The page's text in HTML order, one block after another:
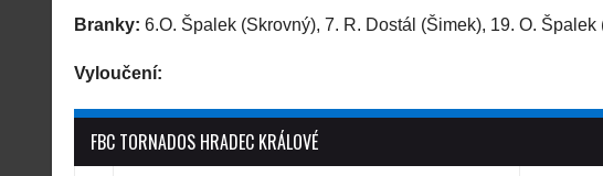
Branky: 6.O. Špalek (Skrovný), 7. R. Dostál (Šimek), 19. O.
Vyloučení:
FBC TORNADOS HRADEC KRÁLOVÉ